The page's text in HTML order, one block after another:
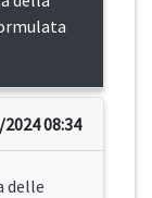
08:34
delle